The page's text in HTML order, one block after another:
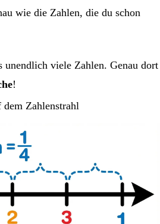
wie die Zahlen, die du schon
unendlich viele Zahlen. Genau dort
!
Zahlenstrahl